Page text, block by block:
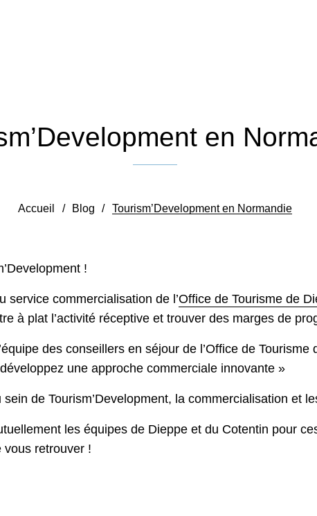
en
Accueil / Blog / Tourism’Development en Normandie
!
service commercialisation de l’Office de Tourisme de
à plat l’activité réceptive et trouver des marges de
des conseillers en séjour de l’Office de Tourisme
une approche commerciale innovante »
de Tourism’Development, la commercialisation et
les équipes de Dieppe et du Cotentin pour
vous retrouver !